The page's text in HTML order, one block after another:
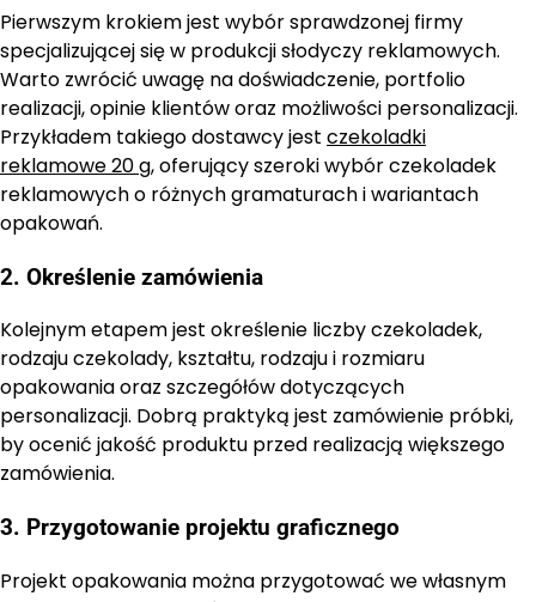
Pierwszym krokiem jest wybór sprawdzonej firmy
specjalizującej się w produkcji słodyczy reklamowych.
Warto zwrócić uwagę na doświadczenie, portfolio
realizacji, opinie klientów oraz możliwości personalizacji.
Przykładem takiego dostawcy jest czekoladki
reklamowe 20 g, oferujący szeroki wybór czekoladek
reklamowych o różnych gramaturach i wariantach
opakowań.
2. Określenie zamówienia
Kolejnym etapem jest określenie liczby czekoladek,
rodzaju czekolady, kształtu, rodzaju i rozmiaru
opakowania oraz szczegółów dotyczących
personalizacji. Dobrą praktyką jest zamówienie próbki,
by ocenić jakość produktu przed realizacją większego
zamówienia.
3. Przygotowanie projektu graficznego
Projekt opakowania można przygotować we własnym